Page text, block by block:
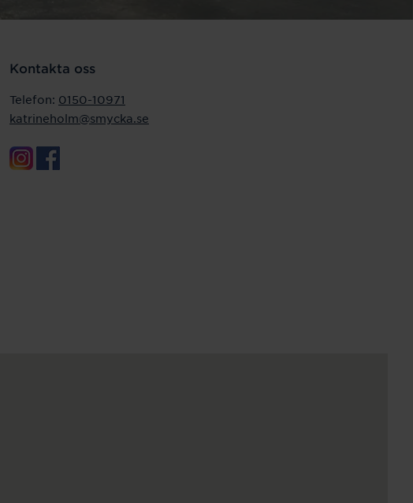
Kontakta oss
Telefon: 0150-10971
katrineholm@smycka.se